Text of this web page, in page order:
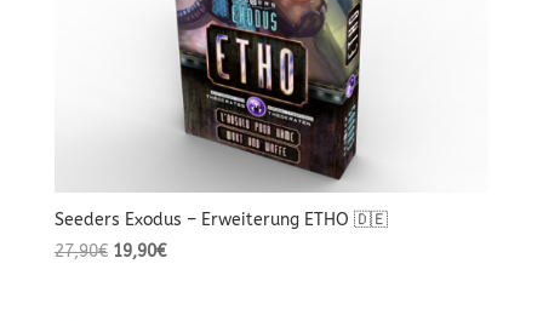
Seeders Exodus – Erweiterung ETHO 🇩🇪
27,90€ Le
19,90€Le